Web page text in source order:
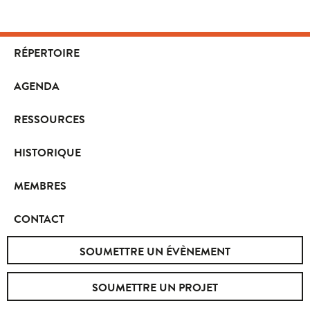
RÉPERTOIRE
AGENDA
RESSOURCES
HISTORIQUE
MEMBRES
CONTACT
SOUMETTRE UN ÉVÈNEMENT
SOUMETTRE UN PROJET